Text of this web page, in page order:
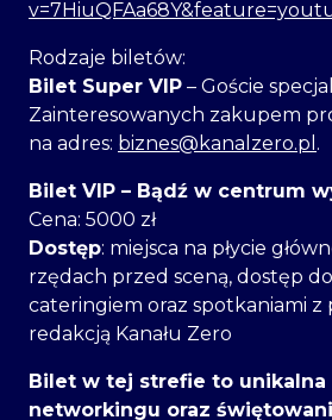
Rodzaje biletów:
Bilet Super VIP – Goście
Zainteresowanych zakupem
na adres: biznes@kanalzero.pl .
Bilet VIP – Bądź w centrum
Cena: 5000 zł
Dostęp: miejsca na płycie
rzędach przed sceną, dostęp
cateringiem oraz spotkaniami z
redakcją Kanału Zero
Bilet w tej strefie to unikalna
networkingu oraz